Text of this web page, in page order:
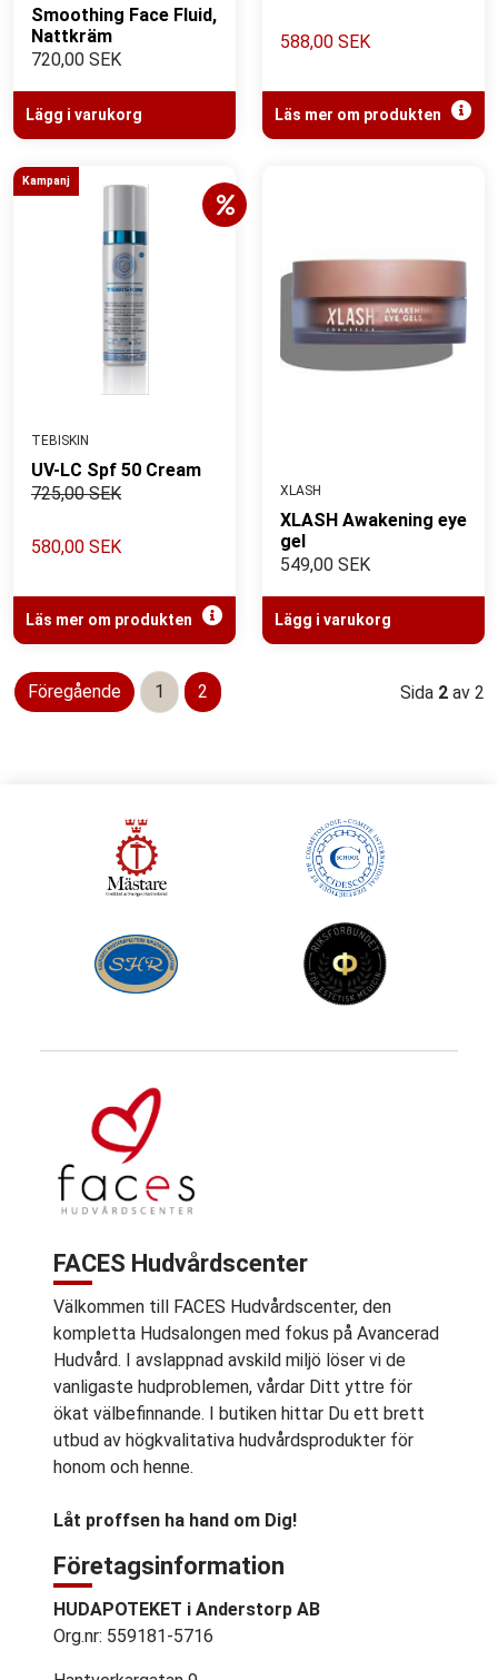
Smoothing Face Fluid,
Nattkräm
720,00 SEK
Lägg i varukorg
588,00 SEK
Läs mer om produkten
Kampanj
TEBISKIN
UV-LC Spf 50 Cream
725,00 SEK
580,00 SEK
Läs mer om produkten
XLASH
XLASH Awakening eye
gel
549,00 SEK
Lägg i varukorg
Föregående 1 2 Sida 2 av 2
FACES Hudvårdscenter
Välkommen till FACES Hudvårdscenter, den
kompletta Hudsalongen med fokus på Avancerad
Hudvård. I avslappnad avskild miljö löser vi de
vanligaste hudproblemen, vårdar Ditt yttre för
ökat välbefinnande. I butiken hittar Du ett brett
utbud av högkvalitativa hudvårdsprodukter för
honom och henne.
Låt proffsen ha hand om Dig!
Företagsinformation
HUDAPOTEKET i Anderstorp AB
Org.nr: 559181-5716